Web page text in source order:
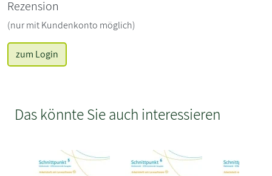
Rezension
(nur mit Kundenkonto möglich)
zum Login
Das könnte Sie auch interessieren